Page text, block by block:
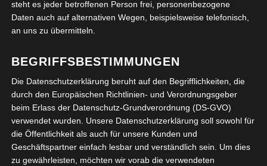
Laserschau erfreuten uns im…
VERÖFFENTLICHT IN: FREIZEIT KULTUR ,UNCATEGORIZED
Rundgang mit Herrn Ulrich Higl zum
Herzog August Denkmal Stadtmarkt
steht es jeder betroffenen Person frei, personenbezogene
Daten auch auf alternativen Wegen, beispielsweise telefonisch,
an uns zu übermitteln.
BEGRIFFSBESTIMMUNGEN
Die Datenschutzerklärung beruht auf den Begrifflichkeiten, die
durch den Europäischen Richtlinien- und Verordnungsgeber
beim Erlass der Datenschutz-Grundverordnung (DS-GVO)
verwendet wurden. Unsere Datenschutzerklärung soll sowohl für
die Öffentlichkeit als auch für unsere Kunden und
Geschäftspartner einfach lesbar und verständlich sein. Um dies
zu gewährleisten, möchten wir vorab die verwendeten